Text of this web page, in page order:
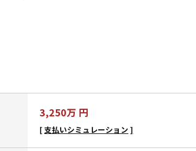
3,250万 円
支払いシミュレーション